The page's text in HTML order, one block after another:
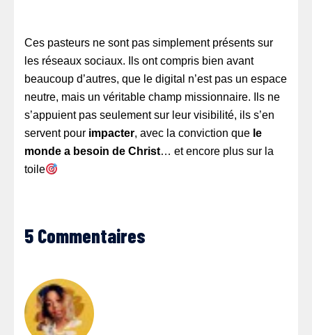
Ces pasteurs ne sont pas simplement présents sur
les réseaux sociaux. Ils ont compris bien avant
beaucoup d’autres, que le digital n’est pas un espace
neutre, mais un véritable champ missionnaire. Ils ne
s’appuient pas seulement sur leur visibilité, ils s’en
servent pour impacter, avec la conviction que le
monde a besoin de Christ… et encore plus sur la
toile
5 Commentaires